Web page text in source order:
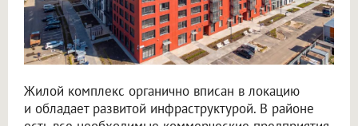
Жилой комплекс органично вписан в локацию
и обладает развитой инфраструктурой. В районе